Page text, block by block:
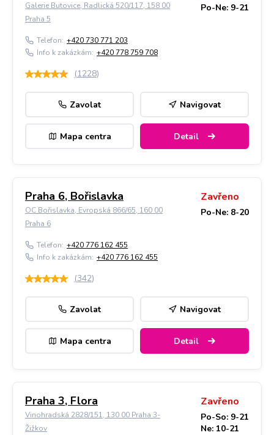
Galerie Butovice, Radlická 520/117, 158 00
Praha 5
Po-Ne: 9-21
Telefon: +420 730 771 203
Info k zakázkám: +420 778 759 708
(1228)
Zavolat Navigovat
Mapa centra Detail
Praha 6, Bořislavka
OC Bořislavka, Evropská 866/65, 160 00
Praha 6
Zavřeno
Po-Ne: 8-20
Telefon: +420 776 162 455
Info k zakázkám: +420 776 162 455
(342)
Zavolat Navigovat
Mapa centra Detail
Praha 3, Flora
Vinohradská 2828/151, 130 00 Praha 3-
Žižkov
Zavřeno
Po-So: 9-21
Ne: 10-21